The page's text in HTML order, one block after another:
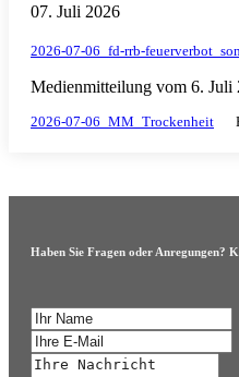
07. Juli 2026
2026-07-06_fd-rrb-
Medienmitteilung vom 6. Juli
2026-07-06_MM_Trockenheit
Haben Sie Fragen oder Anregungen?